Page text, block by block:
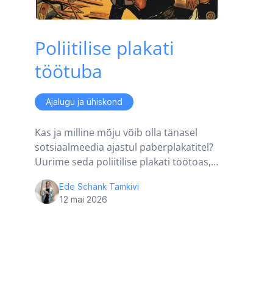
Poliitilise plakati
töötuba
Ajalugu ja ühiskond
Kas ja milline mõju võib olla tänasel
sotsiaalmeedia ajastul paberplakatitel?
Uurime seda poliitilise plakati töötoas,…
Ede Schank Tamkivi
12 mai 2026